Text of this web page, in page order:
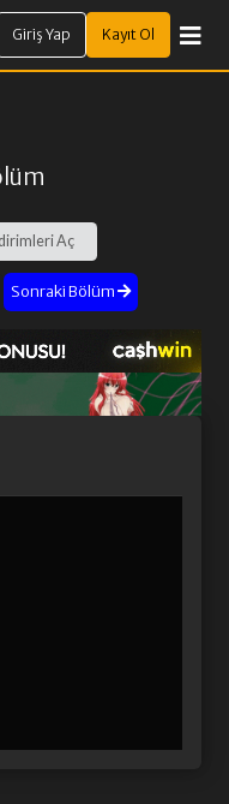
Giriş Yap Kayıt Ol
Aç
Sonraki Bölüm